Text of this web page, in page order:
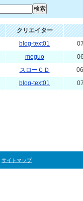
クリエイター
blog-text01
meguo
スローＣＤ
blog-text01
サイトマップ